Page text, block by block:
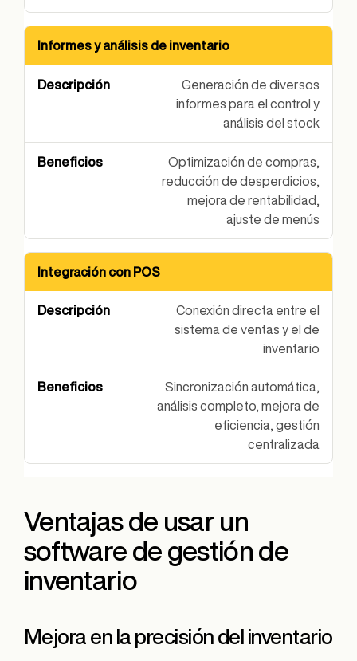
Informes y análisis de inventario
Generación de diversos
informes para el control y
análisis del stock
Optimización de compras,
reducción de desperdicios,
mejora de rentabilidad,
ajuste de menús
Integración con POS
Conexión directa entre el
sistema de ventas y el de
inventario
Sincronización automática,
análisis completo, mejora de
eficiencia, gestión
centralizada
Ventajas de usar un
software de gestión de
inventario
Mejora en la precisión del inventario